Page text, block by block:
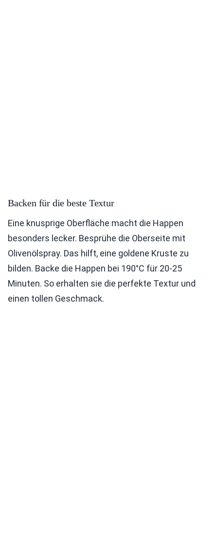
Backen für die beste Textur
Eine knusprige Oberfläche macht die Happen
besonders lecker. Besprühe die Oberseite mit
Olivenölspray. Das hilft, eine goldene Kruste zu
bilden. Backe die Happen bei 190°C für 20-25
Minuten. So erhalten sie die perfekte Textur und
einen tollen Geschmack.